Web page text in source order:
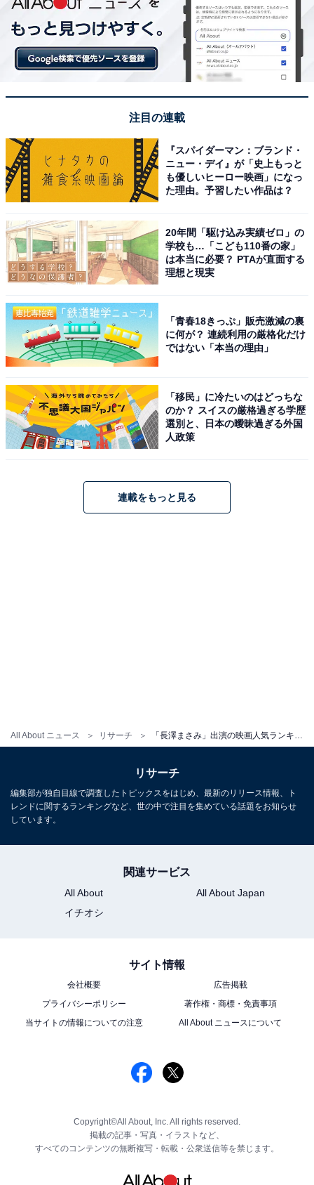
All About ニュース リサーチ 「長澤まさみ」出演の映画人気ランキング！ 2位『世界の中心で、愛をさけぶ』、1位は？
注目の連載
『スパイダーマン：ブランド・
ニュー・デイ』が「史上もっと
も優しいヒーロー映画」になっ
た理由。予習したい作品は？
20年間「駆け込み実績ゼロ」の
学校も…「こども110番の家」
は本当に必要？ PTAが直面する
理想と現実
「青春18きっぷ」販売激減の裏
に何が？ 連続利用の厳格化だけ
ではない「本当の理由」
「移民」に冷たいのはどっちな
のか？ スイスの厳格過ぎる学歴
選別と、日本の曖昧過ぎる外国
人政策
連載をもっと見る
リサーチ
編集部が独自目線で調査したトピックスをはじめ、最新のリリース情報、ト
レンドに関するランキングなど、世の中で注目を集めている話題をお知らせ
しています。
関連サービス
All About
All About Japan
イチオシ
サイト情報
会社概要
広告掲載
プライバシーポリシー
著作権・商標・免責事項
当サイトの情報についての注意
All About ニュースについて
Copyright©All About, Inc. All rights reserved.
掲載の記事・写真・イラストなど、
すべてのコンテンツの無断複写・転載・公衆送信等を禁じます。